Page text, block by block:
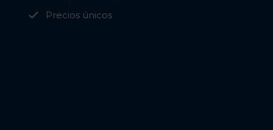
Precios únicos